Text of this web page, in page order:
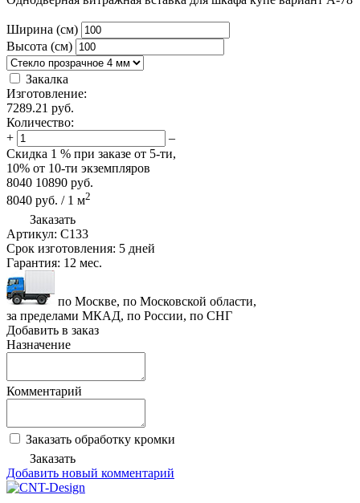
Ширина (см)
Высота (см)
Закалка
Изготовление:
7289.21 руб.
Количество:
+
–
Скидка 1 % при заказе от 5-ти,
10% от 10-ти экземпляров
8040 10890 руб.
8040 руб. / 1 м2
Заказать
Артикул: C133
Срок изготовления: 5 дней
Гарантия: 12 мес.
по Москве, по Московской области,
за пределами МКАД, по России, по СНГ
Добавить в заказ
Назначение
Комментарий
Заказать обработку кромки
Заказать
Добавить новый комментарий